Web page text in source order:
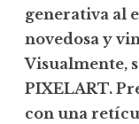
generativa al
novedosa y
Visualmente,
PIXELART.
con una